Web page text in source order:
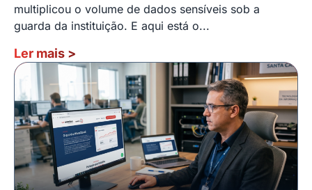
multiplicou o volume de dados sensíveis sob a
guarda da instituição. E aqui está o...
Ler mais >